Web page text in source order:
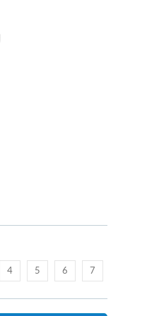
4 5 6 7